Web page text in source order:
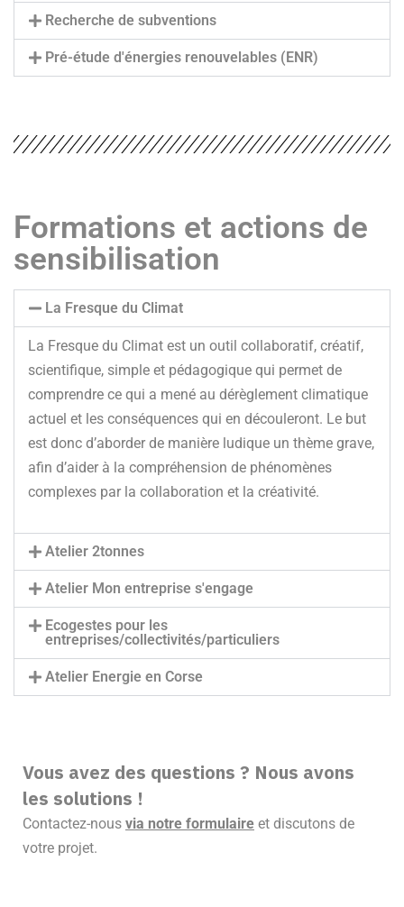
Recherche de subventions
Pré-étude d'énergies renouvelables (ENR)
Formations et actions de
sensibilisation
La Fresque du Climat
La Fresque du Climat est un outil collaboratif, créatif,
scientifique, simple et pédagogique qui permet de
comprendre ce qui a mené au dérèglement climatique
actuel et les conséquences qui en découleront. Le but
est donc d’aborder de manière ludique un thème grave,
afin d’aider à la compréhension de phénomènes
complexes par la collaboration et la créativité.
Atelier 2tonnes
Atelier Mon entreprise s'engage
Ecogestes pour les
entreprises/collectivités/particuliers
Atelier Energie en Corse
Vous avez des questions ? Nous avons
les solutions !
Contactez-nous via notre formulaire et discutons de
votre projet.